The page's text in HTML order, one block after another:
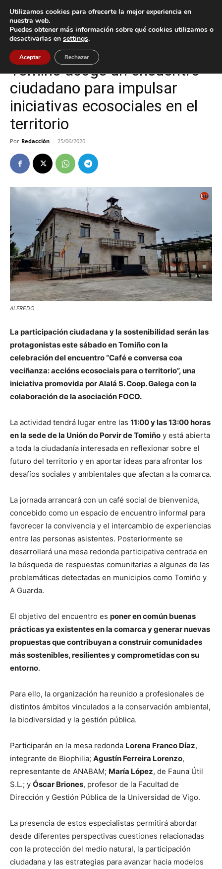
Inicio Cultura / Ocio
Cultura / Ocio Tomiño
Tomiño acoge un encuentro
ciudadano para impulsar
iniciativas ecosociales en el
territorio
Por Redacción - 25/06/2026
ALFREDO
La participación ciudadana y la sostenibilidad serán las
protagonistas este sábado en Tomiño con la
celebración del encuentro “Café e conversa coa
veciñanza: accións ecosociais para o territorio”, una
iniciativa promovida por Alalá S. Coop. Galega con la
colaboración de la asociación FOCO.
La actividad tendrá lugar entre las 11:00 y las 13:00 horas
en la sede de la Unión do Porvir de Tomiño y está abierta
a toda la ciudadanía interesada en reflexionar sobre el
futuro del territorio y en aportar ideas para afrontar los
desafíos sociales y ambientales que afectan a la comarca.
La jornada arrancará con un café social de bienvenida,
concebido como un espacio de encuentro informal para
favorecer la convivencia y el intercambio de experiencias
entre las personas asistentes. Posteriormente se
desarrollará una mesa redonda participativa centrada en
la búsqueda de respuestas comunitarias a algunas de las
problemáticas detectadas en municipios como Tomiño y
A Guarda.
El objetivo del encuentro es poner en común buenas
prácticas ya existentes en la comarca y generar nuevas
propuestas que contribuyan a construir comunidades
más sostenibles, resilientes y comprometidas con su
entorno.
Para ello, la organización ha reunido a profesionales de
distintos ámbitos vinculados a la conservación ambiental,
la biodiversidad y la gestión pública.
Participarán en la mesa redonda Lorena Franco Díaz,
integrante de Biophilia; Agustín Ferreira Lorenzo,
representante de ANABAM; María López, de Fauna Útil
S.L.; y Óscar Briones, profesor de la Facultad de
Dirección y Gestión Pública de la Universidad de Vigo.
La presencia de estos especialistas permitirá abordar
desde diferentes perspectivas cuestiones relacionadas
con la protección del medio natural, la participación
ciudadana y las estrategias para avanzar hacia modelos
Utilizamos cookies para ofrecerte la mejor experiencia en
nuestra web.
Puedes obtener más información sobre qué cookies utilizamos o
desactivarlas en settings.
Aceptar Rechazar